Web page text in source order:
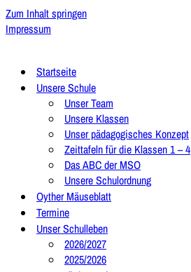
Zum Inhalt springen
Impressum
Startseite
Unsere Schule
Unser Team
Unsere Klassen
Unser pädagogisches Konzept
Zeittafeln für die Klassen 1 – 4
Das ABC der MSO
Unsere Schulordnung
Oyther Mäuseblatt
Termine
Unser Schulleben
2026/2027
2025/2026